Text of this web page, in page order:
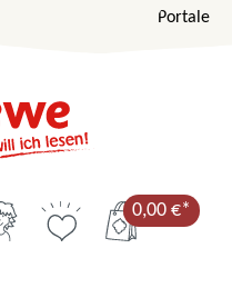
Portale
0,00 €*